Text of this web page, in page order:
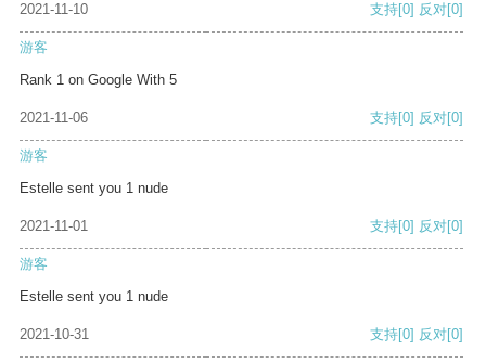
2021-11-10 支持[0] 反对[0]
游客
Rank 1 on Google With 5
2021-11-06 支持[0] 反对[0]
游客
Estelle sent you 1 nude
2021-11-01 支持[0] 反对[0]
游客
Estelle sent you 1 nude
2021-10-31 支持[0] 反对[0]